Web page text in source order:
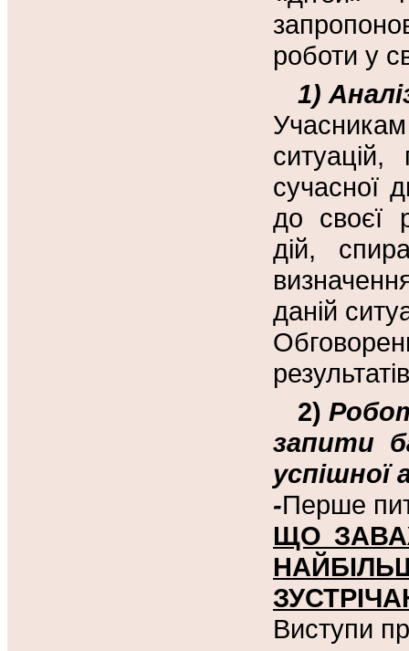
роботи у
1)
сучасної
до своєї
дій,
даній
2)
запити
успішної
-Перше
ЩО
Виступи